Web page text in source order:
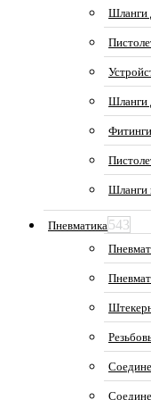
Шланги
Шланги
Шланги
Пневматика543